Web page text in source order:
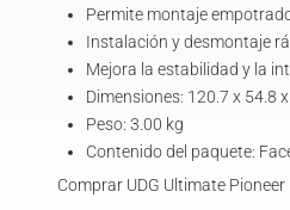
Permite montaje
Instalación y desmontaje
Mejora la estabilidad y la
Dimensiones: 120.7 x 54.8
Peso: 3.00 kg
Contenido del paquete:
Comprar UDG Ultimate